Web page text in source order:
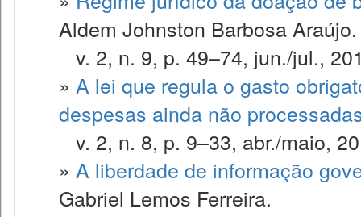
Aldem Johnston Barbosa Araújo.
v. 2, n. 9, p. 49–74, jun./jul.,
» A lei que regula o gasto
despesas ainda não
v. 2, n. 8, p. 9–33, abr./maio,
» A liberdade de informação
Gabriel Lemos Ferreira.